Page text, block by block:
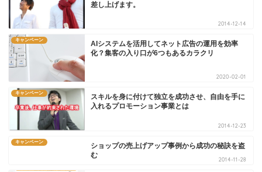
差し上げます。
2014-12-14
キャンペーン
AIシステムを活用してネット広告の運用を効率
化？集客の入り口が6つもあるカラクリ
2020-02-01
キャンペーン
スキルを身に付けて独立を成功させ、自由を手に
入れるプロモーション事業とは
2014-12-23
キャンペーン
ショップの売上げアップ事例から成功の秘訣を盗
む
2014-11-28